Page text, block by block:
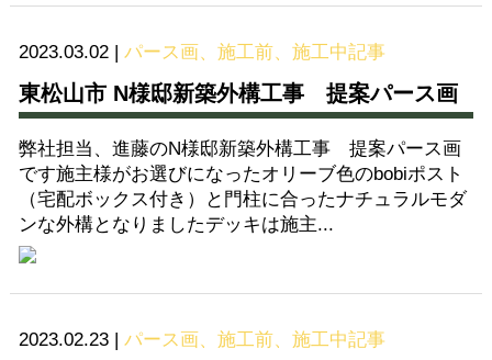
2023.03.02 |パース画、施工前、施工中記事
東松山市 N様邸新築外構工事 提案パース画
弊社担当、進藤のN様邸新築外構工事 提案パース画
です施主様がお選びになったオリーブ色のbobiポスト
（宅配ボックス付き）と門柱に合ったナチュラルモダ
ンな外構となりましたデッキは施主...
2023.02.23 |パース画、施工前、施工中記事